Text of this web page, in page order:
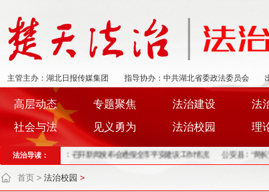
主管主办：湖北日报传媒集团 指导协办：中共湖北省委政法委员会
高层动态 专题聚焦 法治建设
法
社会与法
见义勇为 法治校园 理
法治导读：
荆州：召开新闻发布会通报全市平安建设工作情况 公安县：“两长”同庭履
首页 > 法治校园 >